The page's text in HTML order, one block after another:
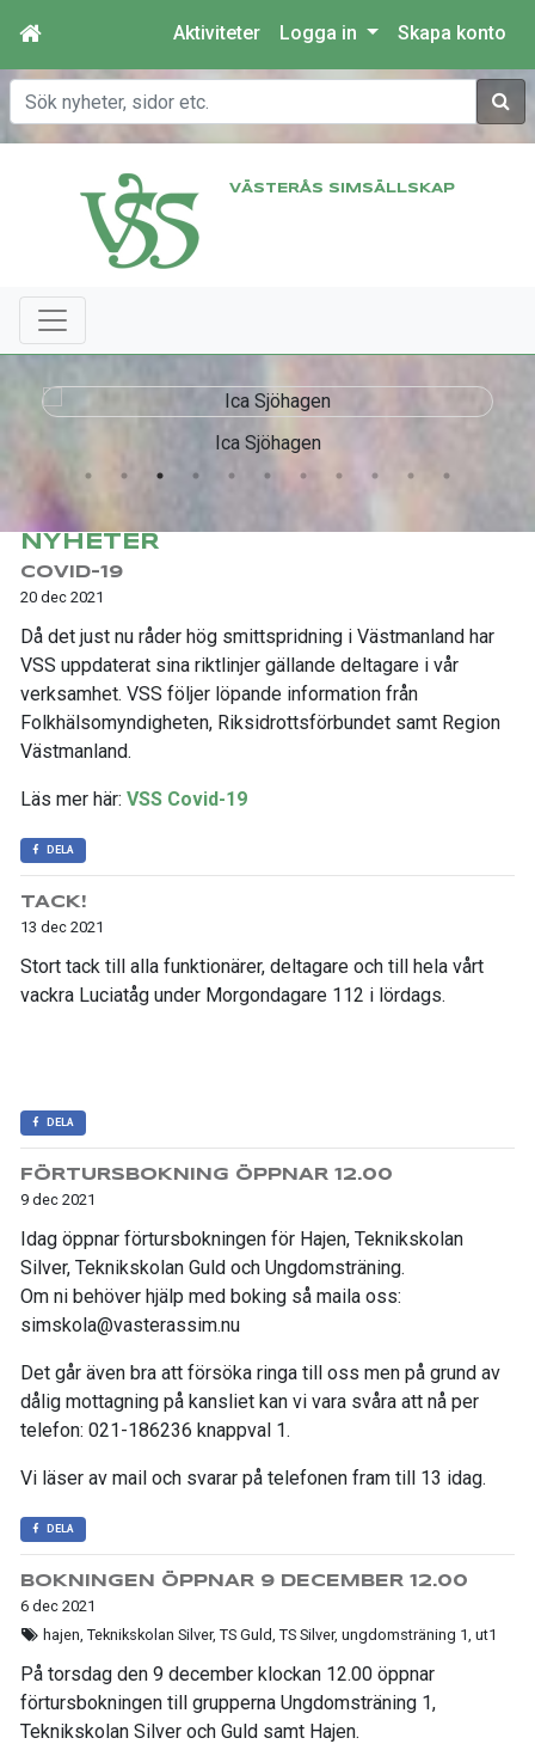
Aktiviteter Logga in Skapa konto
Sök
VÄSTERÅS SIMSÄLLSKAP
Ica Sjöhagen
NYHETER
COVID-19
20 dec 2021
Då det just nu råder hög smittspridning i Västmanland har
VSS uppdaterat sina riktlinjer gällande deltagare i vår
verksamhet. VSS följer löpande information från
Folkhälsomyndigheten, Riksidrottsförbundet samt Region
Västmanland.
Läs mer här: VSS Covid-19
DELA
TACK!
13 dec 2021
Stort tack till alla funktionärer, deltagare och till hela vårt
vackra Luciatåg under Morgondagare 112 i lördags.
DELA
FÖRTURSBOKNING ÖPPNAR 12.00
9 dec 2021
Idag öppnar förtursbokningen för Hajen, Teknikskolan
Silver, Teknikskolan Guld och Ungdomsträning.
Om ni behöver hjälp med boking så maila oss:
simskola@vasterassim.nu
Det går även bra att försöka ringa till oss men på grund av
dålig mottagning på kansliet kan vi vara svåra att nå per
telefon: 021-186236 knappval 1.
Vi läser av mail och svarar på telefonen fram till 13 idag.
DELA
BOKNINGEN ÖPPNAR 9 DECEMBER 12.00
6 dec 2021
hajen, Teknikskolan Silver, TS Guld, TS Silver, ungdomsträning 1, ut1
På torsdag den 9 december klockan 12.00 öppnar
förtursbokningen till grupperna Ungdomsträning 1,
Teknikskolan Silver och Guld samt Hajen.